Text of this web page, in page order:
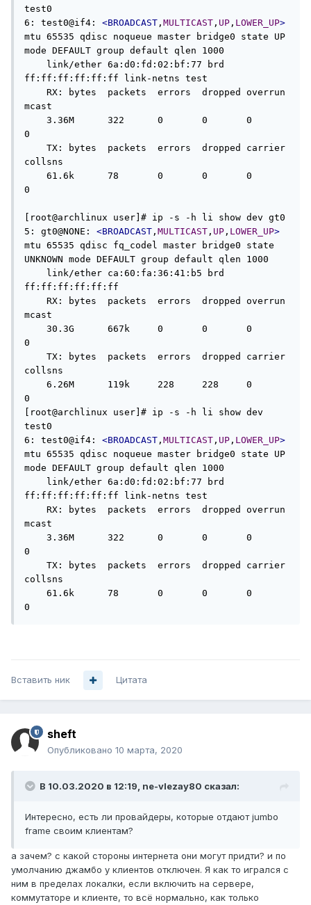
test0
6: test0@if4: <BROADCAST , MULTICAST , UP , LOWER_UP>
mtu 65535 qdisc noqueue master bridge0 state UP
mode DEFAULT group default qlen 1000
ff:ff:ff:ff:ff:ff link-netns test
mcast
0
collsns
0
[root@archlinux user]# ip -s -h li show dev gt0
5: gt0@NONE: <BROADCAST , MULTICAST , UP , LOWER_UP>
mtu 65535 qdisc fq_codel master bridge0 state
UNKNOWN mode DEFAULT group default qlen 1000
ff:ff:ff:ff:ff:ff
mcast
0
collsns
0
[root@archlinux user]# ip -s -h li show dev
test0
6: test0@if4: <BROADCAST , MULTICAST , UP , LOWER_UP>
mtu 65535 qdisc noqueue master bridge0 state UP
mode DEFAULT group default qlen 1000
ff:ff:ff:ff:ff:ff link-netns test
mcast
0
collsns
0
Вставить ник Цитата
sheft
Опубликовано 10 марта, 2020
В 10.03.2020 в 12:19, ne-vlezay80 сказал:
Интересно, есть ли провайдеры, которые отдают jumbo
frame своим клиентам?
а зачем? с какой стороны интернета они могут придти? и по
умолчанию джамбо у клиентов отключен. Я как то игрался с
ним в пределах локалки, если включить на сервере,
коммутаторе и клиенте, то всё нормально, как только